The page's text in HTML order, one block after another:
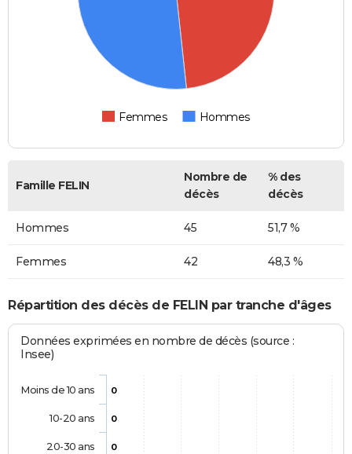
Femmes Hommes
Famille FELIN
Nombre de
décès
% des
décès
Hommes 45 51,7 %
Femmes 42 48,3 %
Répartition des décès de FELIN par tranche d'âges
Données exprimées en nombre de décès (source :
Insee)
0
0
0
Moins de 10 ans
10-20 ans
20-30 ans